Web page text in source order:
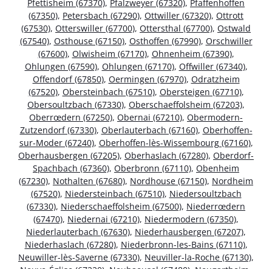
Pfettisheim (67370), Pfalzweyer (67320), Pfaffenhoffen
(67350), Petersbach (67290), Ottwiller (67320), Ottrott
(67530), Otterswiller (67700), Ottersthal (67700), Ostwald
(67540), Osthouse (67150), Osthoffen (67990), Orschwiller
(67600), Olwisheim (67170), Ohnenheim (67390),
Ohlungen (67590), Ohlungen (67170), Offwiller (67340),
Offendorf (67850), Oermingen (67970), Odratzheim
(67520), Obersteinbach (67510), Obersteigen (67710),
Obersoultzbach (67330), Oberschaeffolsheim (67203),
Oberrœdern (67250), Obernai (67210), Obermodern-
Zutzendorf (67330), Oberlauterbach (67160), Oberhoffen-
sur-Moder (67240), Oberhoffen-lès-Wissembourg (67160),
Oberhausbergen (67205), Oberhaslach (67280), Oberdorf-
Spachbach (67360), Oberbronn (67110), Obenheim
(67230), Nothalten (67680), Nordhouse (67150), Nordheim
(67520), Niedersteinbach (67510), Niedersoultzbach
(67330), Niederschaeffolsheim (67500), Niederrœdern
(67470), Niedernai (67210), Niedermodern (67350),
Niederlauterbach (67630), Niederhausbergen (67207),
Niederhaslach (67280), Niederbronn-les-Bains (67110),
Neuwiller-lès-Saverne (67330), Neuviller-la-Roche (67130),